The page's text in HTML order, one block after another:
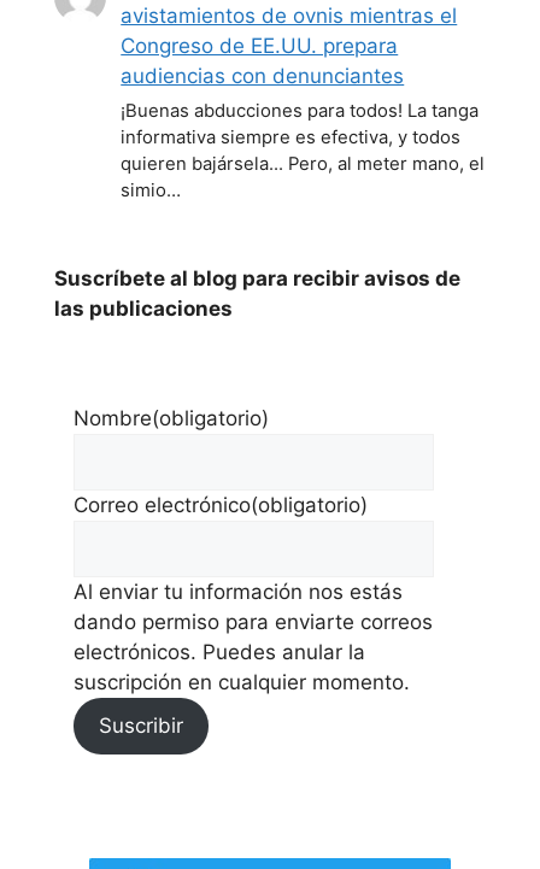
avistamientos de ovnis mientras el
Congreso de EE.UU. prepara
audiencias con denunciantes
¡Buenas abducciones para todos! La tanga
informativa siempre es efectiva, y todos
quieren bajársela... Pero, al meter mano, el
simio…
Suscríbete al blog para recibir avisos de
las publicaciones
Nombre(obligatorio)
Correo electrónico(obligatorio)
Al enviar tu información nos estás
dando permiso para enviarte correos
electrónicos. Puedes anular la
suscripción en cualquier momento.
Suscribir